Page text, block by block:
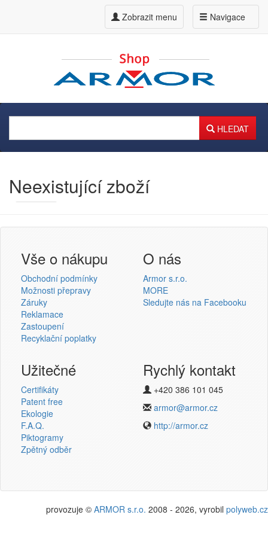
Navigace
Zobrazit menu
HLEDAT
Neexistující zboží
Přihlásit se
Nová registrace
Termotransferové pásky
v novém e-shopu
Vše o nákupu
Obchodní podmínky
Možnosti přepravy
Záruky
Reklamace
Zastoupení
Recyklační poplatky
O nás
Armor s.r.o.
MORE
Sledujte nás na Facebooku
Užitečné
Certifikáty
Patent free
Ekologie
F.A.Q.
Piktogramy
Zpětný odběr
Rychlý kontakt
+420 386 101 045
armor@armor.cz
http://armor.cz
provozuje © ARMOR s.r.o. 2008 - 2026, vyrobil polyweb.cz